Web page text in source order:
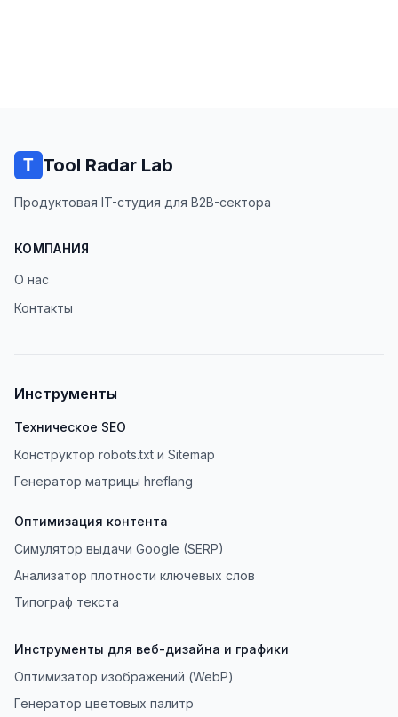
Tool Radar Lab
Продуктовая IT-студия для B2B-сектора
КОМПАНИЯ
О нас
Контакты
Инструменты
Техническое SEO
Конструктор robots.txt и Sitemap
Генератор матрицы hreflang
Оптимизация контента
Симулятор выдачи Google (SERP)
Анализатор плотности ключевых слов
Типограф текста
Инструменты для веб-дизайна и графики
Оптимизатор изображений (WebP)
Генератор цветовых палитр